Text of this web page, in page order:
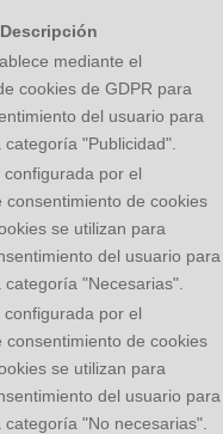
Descripción
mediante el
cookies de GDPR para
del usuario para
"Publicidad".
por el
consentimiento de cookies
se utilizan para
del usuario para
"Necesarias".
por el
consentimiento de cookies
se utilizan para
del usuario para
"No necesarias".